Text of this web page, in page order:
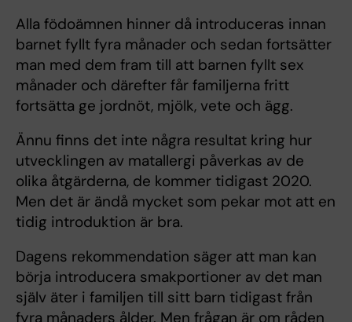
Alla födoämnen hinner då introduceras innan
barnet fyllt fyra månader och sedan fortsätter
man med dem fram till att barnen fyllt sex
månader och därefter får familjerna fritt
fortsätta ge jordnöt, mjölk, vete och ägg.
Ännu finns det inte några resultat kring hur
utvecklingen av matallergi påverkas av de
olika åtgärderna, de kommer tidigast 2020.
Men det är ändå mycket som pekar mot att en
tidig introduktion är bra.
Dagens rekommendation säger att man kan
börja introducera smakportioner av det man
själv äter i familjen till sitt barn tidigast från
fyra månaders ålder. Men frågan är om råden